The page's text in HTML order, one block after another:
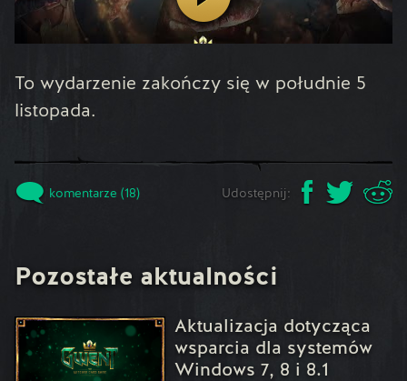
To wydarzenie zakończy się w południe 5
listopada.
komentarze (18) Udostępnij:
Pozostałe aktualności
Aktualizacja dotycząca
wsparcia dla systemów
Windows 7, 8 i 8.1